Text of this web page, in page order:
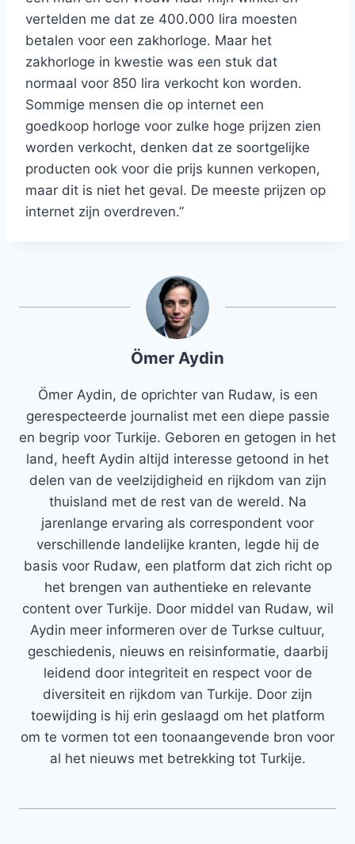
vertelden me dat ze 400.000 lira moesten
betalen voor een zakhorloge. Maar het
zakhorloge in kwestie was een stuk dat
normaal voor 850 lira verkocht kon worden.
Sommige mensen die op internet een
goedkoop horloge voor zulke hoge prijzen zien
worden verkocht, denken dat ze soortgelijke
producten ook voor die prijs kunnen verkopen,
maar dit is niet het geval. De meeste prijzen op
internet zijn overdreven.”
Ömer Aydin
Ömer Aydin, de oprichter van Rudaw, is een
gerespecteerde journalist met een diepe passie
en begrip voor Turkije. Geboren en getogen in het
land, heeft Aydin altijd interesse getoond in het
delen van de veelzijdigheid en rijkdom van zijn
thuisland met de rest van de wereld. Na
jarenlange ervaring als correspondent voor
verschillende landelijke kranten, legde hij de
basis voor Rudaw, een platform dat zich richt op
het brengen van authentieke en relevante
content over Turkije. Door middel van Rudaw, wil
Aydin meer informeren over de Turkse cultuur,
geschiedenis, nieuws en reisinformatie, daarbij
leidend door integriteit en respect voor de
diversiteit en rijkdom van Turkije. Door zijn
toewijding is hij erin geslaagd om het platform
om te vormen tot een toonaangevende bron voor
al het nieuws met betrekking tot Turkije.